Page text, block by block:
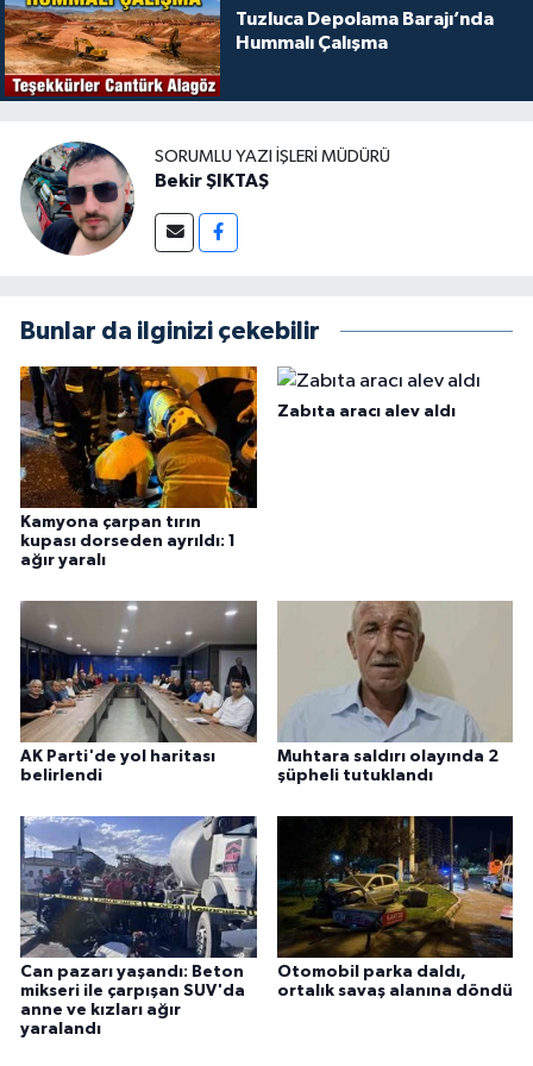
Tuzluca Depolama Barajı’nda
Hummalı Çalışma
SORUMLU YAZI İŞLERI MÜDÜRÜ
Bekir ŞIKTAŞ
Bunlar da ilginizi çekebilir
Kamyona çarpan tırın
kupası dorseden ayrıldı: 1
ağır yaralı
Zabıta aracı alev aldı
AK Parti'de yol haritası
belirlendi
Muhtara saldırı olayında 2
şüpheli tutuklandı
Can pazarı yaşandı: Beton
mikseri ile çarpışan SUV'da
anne ve kızları ağır
yaralandı
Otomobil parka daldı,
ortalık savaş alanına döndü